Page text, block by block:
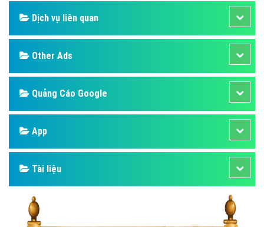
Dịch vụ liên quan
Other Ads
Quảng Cáo Google
App
Tài liệu